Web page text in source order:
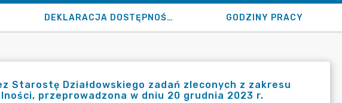
DEKLARACJA DOSTĘPNOŚCI GODZINY PRACY
Starostę Działdowskiego zadań zleconych z zakresu
przeprowadzona w dniu 20 grudnia 2023 r.